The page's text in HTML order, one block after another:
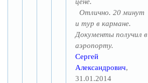
Отлично. 20 минут
и тур в кармане.
Документы получил в
аэропорту.
Сергей
Александрович,
31.01.2014